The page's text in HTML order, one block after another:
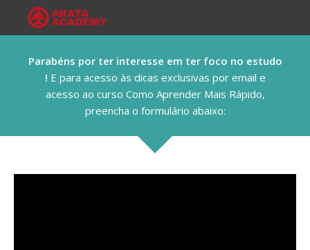
Parabéns por ter interesse em ter foco no estudo
! E para acesso às dicas exclusivas por email e
acesso ao curso Como Aprender Mais Rápido,
preencha o formulário abaixo: